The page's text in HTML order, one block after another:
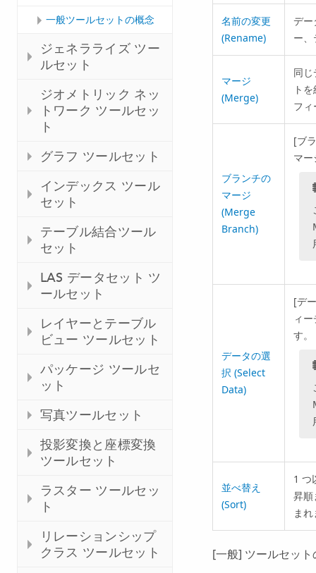
一般ツールセットの概念
ジェネラライズ ツー
ルセット
ジオメトリック ネッ
トワーク ツールセッ
ト
グラフ ツールセット
インデックス ツール
セット
テーブル結合ツール
セット
LAS データセット ツ
ールセット
レイヤーとテーブル
ビュー ツールセット
パッケージ ツールセ
ット
写真ツールセット
投影変換と座標変換
ツールセット
ラスター ツールセッ
ト
リレーションシップ
クラス ツールセット
名前の変更
(Rename)
デー
ー
マージ
(Merge)
同
ト
フ
ブランチの
マージ
(Merge
Branch)
[ブ
マ
データの選
択 (Select
Data)
[デ
ィ
す。
並べ替え
(Sort)
1 つ
昇順
ま
[一般] ツールセット